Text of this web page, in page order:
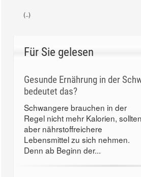
(..)
Für Sie gelesen
Gesunde Ernährung in der
bedeutet das?
Schwangere brauchen in der
Regel nicht mehr Kalorien, sollten
aber nährstoffreichere
Lebensmittel zu sich nehmen.
Denn ab Beginn der...